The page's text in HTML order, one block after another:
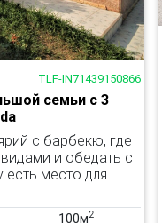
TLF-IN71439150866
семьи с 3
с барбекю, где
и обедать с
есть место для
100м2